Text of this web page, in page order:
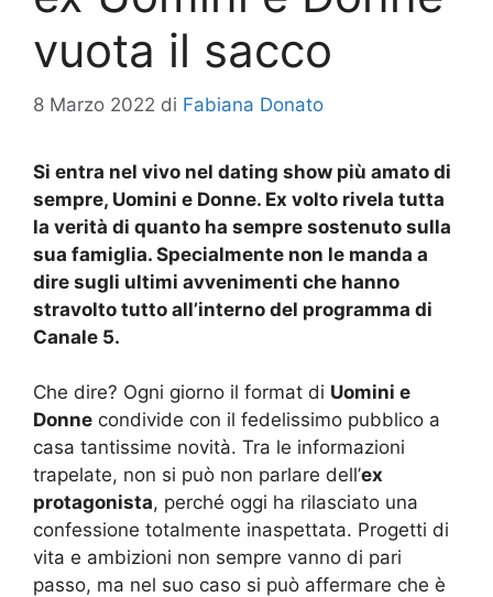
vuota il sacco
8 Marzo 2022 di Fabiana Donato
Si entra nel vivo nel dating show più amato di
sempre, Uomini e Donne. Ex volto rivela tutta
la verità di quanto ha sempre sostenuto sulla
sua famiglia. Specialmente non le manda a
dire sugli ultimi avvenimenti che hanno
stravolto tutto all’interno del programma di
Canale 5.
Che dire? Ogni giorno il format di Uomini e
Donne condivide con il fedelissimo pubblico a
casa tantissime novità. Tra le informazioni
trapelate, non si può non parlare dell’ex
protagonista, perché oggi ha rilasciato una
confessione totalmente inaspettata. Progetti di
vita e ambizioni non sempre vanno di pari
passo, ma nel suo caso si può affermare che è